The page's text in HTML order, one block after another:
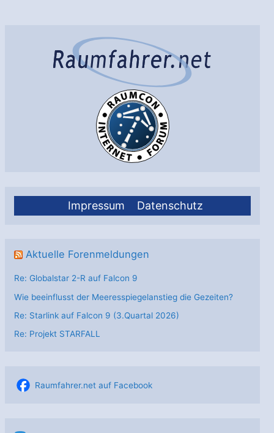
Impressum Datenschutz
Aktuelle Forenmeldungen
Re: Globalstar 2-R auf Falcon 9
Wie beeinflusst der Meeresspiegelanstieg die Gezeiten?
Re: Starlink auf Falcon 9 (3.Quartal 2026)
Re: Projekt STARFALL
Raumfahrer.net auf Facebook
schwingenden